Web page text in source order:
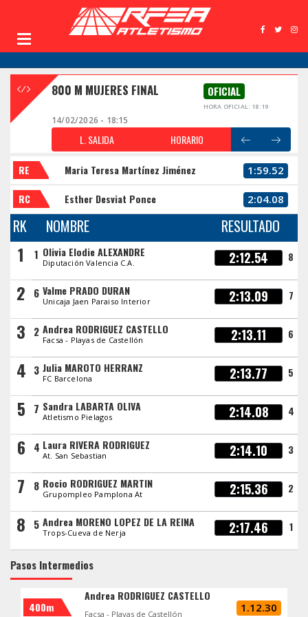
800 M MUJERES FINAL OFICIAL
HORA OFICIAL: 18:19
14/02/2026 - 18:15
L. SALIDA HORARIO
RE Maria Teresa Martínez Jiménez 1:59.52
RC Esther Desviat Ponce 2:04.08
RK NOMBRE RESULTADO
1 1 Olivia Elodie ALEXANDRE
Diputación Valencia C.A. 2:12.54 8
2 6 Valme PRADO DURAN
Unicaja Jaen Paraiso Interior 2:13.09 7
3 2 Andrea RODRIGUEZ CASTELLO
Facsa - Playas de Castellón 2:13.11 6
4 3 Julia MAROTO HERRANZ
FC Barcelona 2:13.77 5
5 7 Sandra LABARTA OLIVA
Atletismo Pielagos 2:14.08 4
6 4 Laura RIVERA RODRIGUEZ
At. San Sebastian 2:14.10 3
7 8 Rocio RODRIGUEZ MARTIN
Grupompleo Pamplona At 2:15.36 2
8 5 Andrea MORENO LOPEZ DE LA REINA
Trops-Cueva de Nerja 2:17.46 1
Pasos Intermedios
400m
Andrea RODRIGUEZ CASTELLO
Facsa - Playas de Castellón 1.12.30